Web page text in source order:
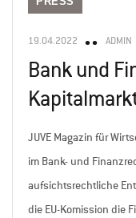
19.04.2022 ADMIN
Bank und
JUVE Magazin für
im Bank- und
aufsichtsrechtliche
die EU-Komission die